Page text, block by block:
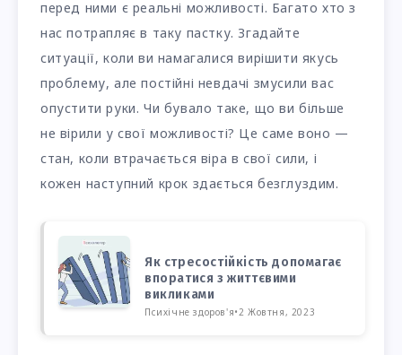
перед ними є реальні можливості. Багато хто з
нас потрапляє в таку пастку. Згадайте
ситуації, коли ви намагалися вирішити якусь
проблему, але постійні невдачі змусили вас
опустити руки. Чи бувало таке, що ви більше
не вірили у свої можливості? Це саме воно —
стан, коли втрачається віра в свої сили, і
кожен наступний крок здається безглуздим.
Як стресостійкість допомагає
впоратися з життєвими
викликами
Психічне здоров'я• 2 Жовтня, 2023